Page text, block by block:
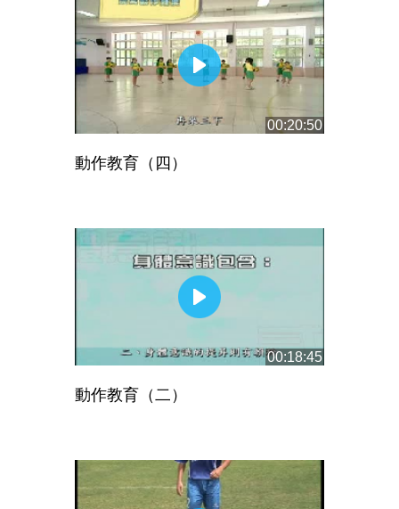
00:20:50
動作教育（四）
00:18:45
動作教育（二）